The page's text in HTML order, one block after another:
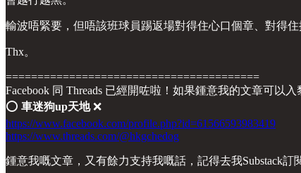
輸波唔緊要，但唔該班球員踢返場對得住心口個章、對得
Thx。
========================================
Facebook 同 Threads 已經開咗啦！如果鍾意我的文章可以入
⭕️ 車迷狗up天地❌
https://www.facebook.com/profile.php?id=61566593983419
https://www.threads.com/@hkgchedog
鍾意我嘅文章，又有餘力支持我嘅話，記得去我Substack訂